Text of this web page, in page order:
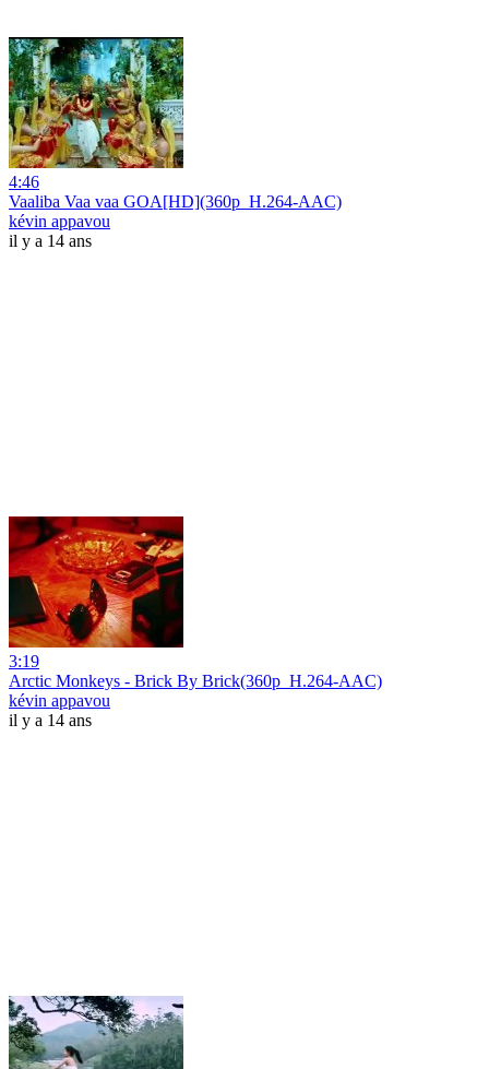
4:46
Vaaliba Vaa vaa GOA[HD](360p_H.264-AAC)
kévin appavou
il y a 14 ans
3:19
Arctic Monkeys - Brick By Brick(360p_H.264-AAC)
kévin appavou
il y a 14 ans